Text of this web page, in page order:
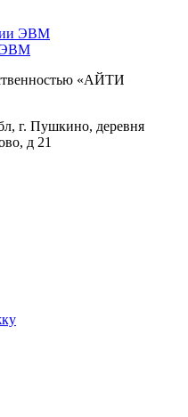
ЭВМ
ЭВМ
«АЙТИ
г. Пушкино, деревня
д 21